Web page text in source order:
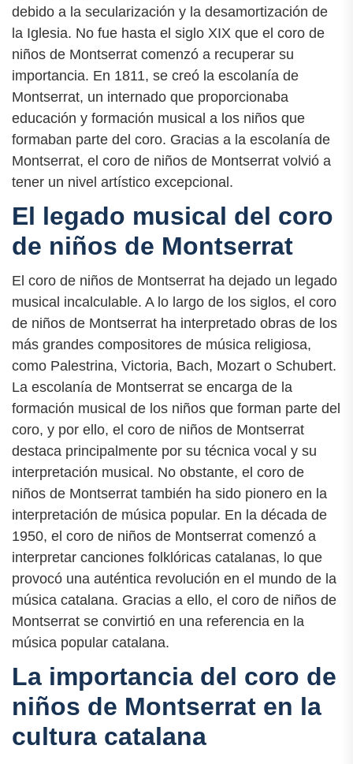
debido a la secularización y la desamortización de
la Iglesia. No fue hasta el siglo XIX que el coro de
niños de Montserrat comenzó a recuperar su
importancia. En 1811, se creó la escolanía de
Montserrat, un internado que proporcionaba
educación y formación musical a los niños que
formaban parte del coro. Gracias a la escolanía de
Montserrat, el coro de niños de Montserrat volvió a
tener un nivel artístico excepcional.
El legado musical del coro
de niños de Montserrat
El coro de niños de Montserrat ha dejado un legado
musical incalculable. A lo largo de los siglos, el coro
de niños de Montserrat ha interpretado obras de los
más grandes compositores de música religiosa,
como Palestrina, Victoria, Bach, Mozart o Schubert.
La escolanía de Montserrat se encarga de la
formación musical de los niños que forman parte del
coro, y por ello, el coro de niños de Montserrat
destaca principalmente por su técnica vocal y su
interpretación musical. No obstante, el coro de
niños de Montserrat también ha sido pionero en la
interpretación de música popular. En la década de
1950, el coro de niños de Montserrat comenzó a
interpretar canciones folklóricas catalanas, lo que
provocó una auténtica revolución en el mundo de la
música catalana. Gracias a ello, el coro de niños de
Montserrat se convirtió en una referencia en la
música popular catalana.
La importancia del coro de
niños de Montserrat en la
cultura catalana